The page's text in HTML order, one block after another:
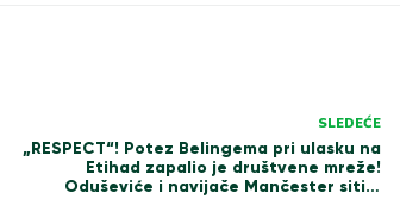
SLEDEĆE
„RESPECT“! Potez Belingema pri ulasku na
Etihad zapalio je društvene mreže!
Oduševiće i navijače Mančester sitija